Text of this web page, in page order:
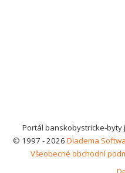
Portál banskobystricke-byty
© 1997 - 2026 Diadema
Všeobecné obchodní